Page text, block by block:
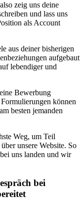
zeig uns deine
und lass uns
als Account
aus deiner bisherigen
aufgebaut
lebendiger und
Bewerbung
können
besten jemanden
Weg, um Teil
unsere Website. So
uns landen und wir
bei